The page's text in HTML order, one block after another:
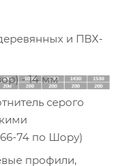
и ПВХ-
- 14 мм
серого
66-74 по Шору)
профили,